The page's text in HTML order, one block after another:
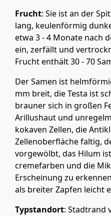
Frucht: Sie ist an der
lang, keulenförmig
etwa 3 - 4 Monate nach
ein, zerfällt und
Frucht enthält 30 - 70
Der Samen ist
mm breit, die Testa ist
brauner sich in großen
Arillushaut und
kokaven Zellen, die
Zellenoberfläche faltig,
vorgewölbt, das Hilum
cremefarben und die
Erscheinung zu
als breiter Zapfen leicht
Typstandort: Stadtrand